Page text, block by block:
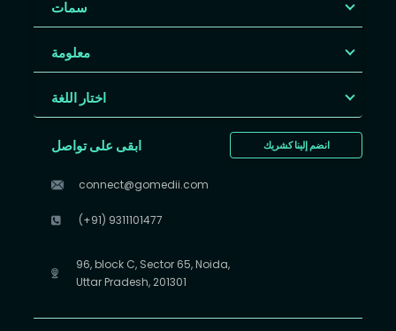
سمات
معلومة
اختار اللغة
انضم إلينا كشريك ابقى على تواصل
connect@gomedii.com
(+91) 9311101477
96, block C, Sector 65, Noida,
Uttar Pradesh, 201301